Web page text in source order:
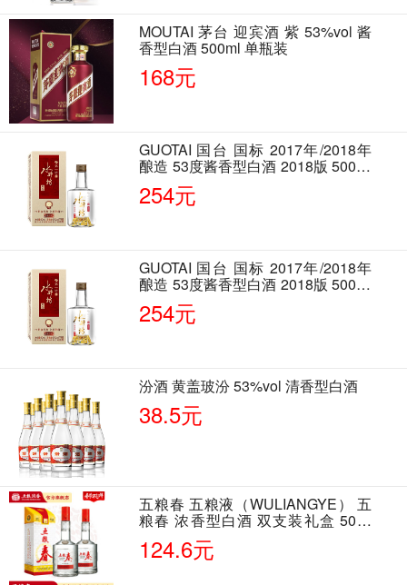
MOUTAI 茅台 迎宾酒 紫 53%vol 酱
香型白酒 500ml 单瓶装
168元
GUOTAI 国台 国标 2017年/2018年
酿造 53度酱香型白酒 2018版 500ml
单瓶装
254元
GUOTAI 国台 国标 2017年/2018年
酿造 53度酱香型白酒 2018版 500ml
单瓶装
254元
汾酒 黄盖玻汾 53%vol 清香型白酒
38.5元
五粮春 五粮液（WULIANGYE） 五
粮春 浓香型白酒 双支装礼盒 50度
500ml*2瓶 含酒具
124.6元